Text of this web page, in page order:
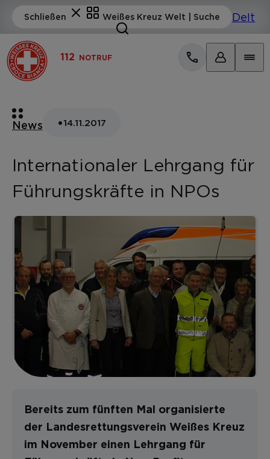
112 NOTRUF
News •14.11.2017
Internationaler Lehrgang für
Führungskräfte in NPOs
Bereits zum fünften Mal organisierte
der Landesrettungsverein Weißes Kreuz
im November einen Lehrgang für